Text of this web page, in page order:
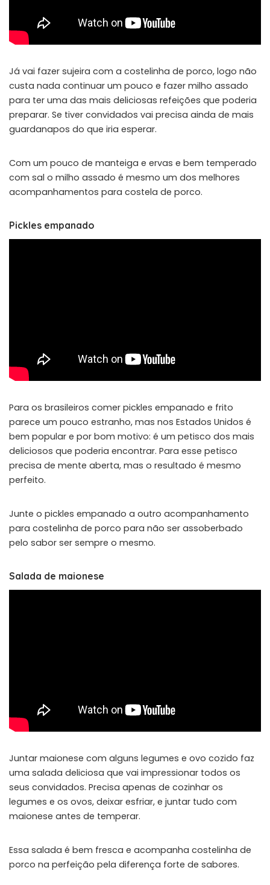
Já vai fazer sujeira com a costelinha de porco, logo não
custa nada continuar um pouco e fazer milho assado
para ter uma das mais deliciosas refeições que poderia
preparar. Se tiver convidados vai precisa ainda de mais
guardanapos do que iria esperar.
Com um pouco de manteiga e ervas e bem temperado
com sal o milho assado é mesmo um dos melhores
acompanhamentos para costela de porco.
Pickles empanado
Para os brasileiros comer pickles empanado e frito
parece um pouco estranho, mas nos Estados Unidos é
bem popular e por bom motivo: é um petisco dos mais
deliciosos que poderia encontrar. Para esse petisco
precisa de mente aberta, mas o resultado é mesmo
perfeito.
Junte o pickles empanado a outro acompanhamento
para costelinha de porco para não ser assoberbado
pelo sabor ser sempre o mesmo.
Salada de maionese
Juntar maionese com alguns legumes e ovo cozido faz
uma salada deliciosa que vai impressionar todos os
seus convidados. Precisa apenas de cozinhar os
legumes e os ovos, deixar esfriar, e juntar tudo com
maionese antes de temperar.
Essa salada é bem fresca e acompanha costelinha de
porco na perfeição pela diferença forte de sabores.